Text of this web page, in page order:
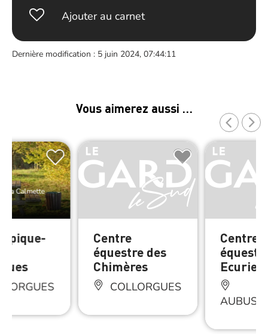
Ajouter au carnet
Dernière modification : 5 juin 2024, 07:44:11
Vous aimerez aussi …
La Calmette
pique-
Centre
équestre des
Chimères
COLLORGUES
Centre
Ecuries